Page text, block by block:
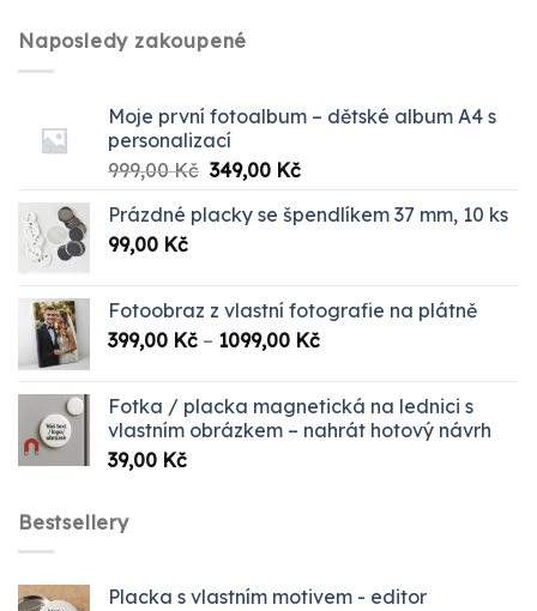
Naposledy zakoupené
Moje první fotoalbum – dětské album A4 s
personalizací
999,00Kč Původní
byla:
349,00 KčAktuální
je:
Prázdné placky se špendlíkem 37 mm, 10 ks
99,00 Kč
Fotoobraz z vlastní fotografie na plátně
399,00 Kč – 1099,00 KčRozpětí
až
1099,00 Kč
Fotka / placka magnetická na lednici s
vlastním obrázkem – nahrát hotový návrh
39,00 Kč
Bestsellery
Placka s vlastním motivem - editor